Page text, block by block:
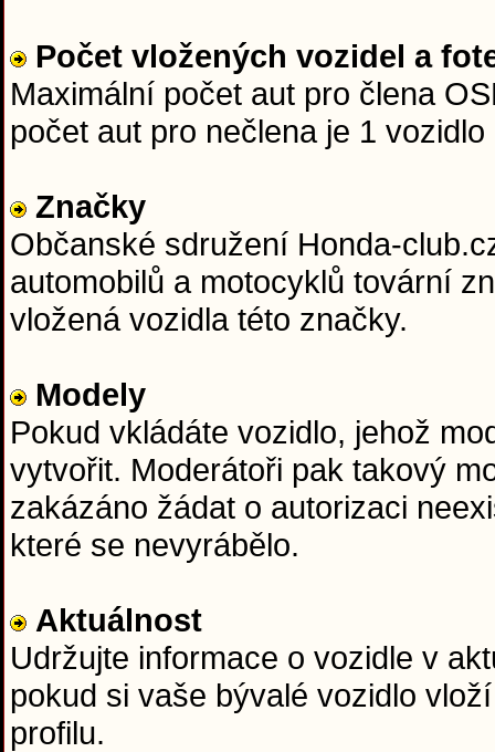
Počet vložených vozidel a
Maximální počet aut pro člena
počet aut pro nečlena je 1 vozidlo
Značky
Občanské sdružení Honda-
automobilů a motocyklů tovární
vložená vozidla této značky.
Modely
Pokud vkládáte vozidlo, jehož
vytvořit. Moderátoři pak takový
zakázáno žádat o autorizaci
které se nevyrábělo.
Aktuálnost
Udržujte informace o vozidle v
pokud si vaše bývalé vozidlo
profilu.